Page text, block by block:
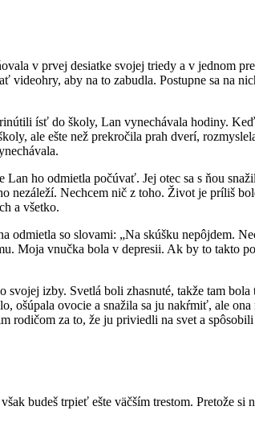
v prvej desiatke svojej triedy a v jednom
aby na to zabudla. Postupne sa na
ísť do školy, Lan vynechávala hodiny.
ale ešte než prekročila prah dverí,
ho odmietla počúvať. Jej otec sa s ňou
Nechcem nič z toho. Život je príliš
a všetko.
so slovami: „Na skúšku nepôjdem.
Moja vnučka bola v depresii. Ak by to takto
izby. Svetlá boli zhasnuté, takže tam
ovocie a snažila sa ju nakŕmiť, ale ona
za to, že ju priviedli na svet a
budeš trpieť ešte väčším trestom. Pretože si